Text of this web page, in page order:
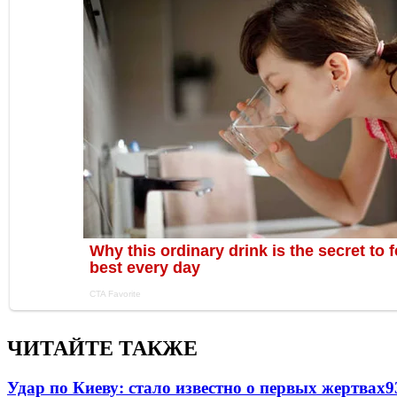
ЧИТАЙТЕ ТАКЖЕ
Удар по Киеву: стало известно о первых жертвах